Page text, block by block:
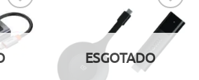
meus
Adicionar
aos meus
desejos
ESGOTADO